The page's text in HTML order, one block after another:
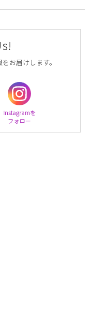
お届けします。
Instagramを
フォロー